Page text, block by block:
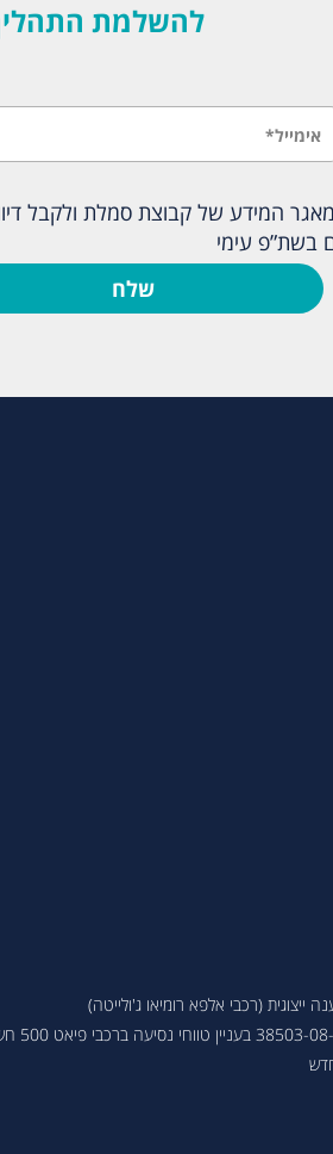
להשלמת
המידע של קבוצת סמלת ולקבל
בשת”פ עימי
שלח
(רכבי אלפא רומיאו ג'ולייטה)